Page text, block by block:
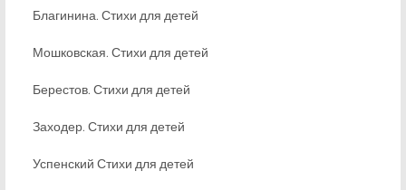
Благинина. Стихи для детей
Мошковская. Стихи для детей
Берестов. Стихи для детей
Заходер. Стихи для детей
Успенский Стихи для детей